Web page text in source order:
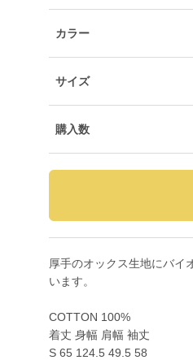
カラー
サイズ
購入数
厚手のオックス生地にバイ
います。
COTTON 100%
着丈 身幅 肩幅 袖丈
S 65 124.5 49.5 58